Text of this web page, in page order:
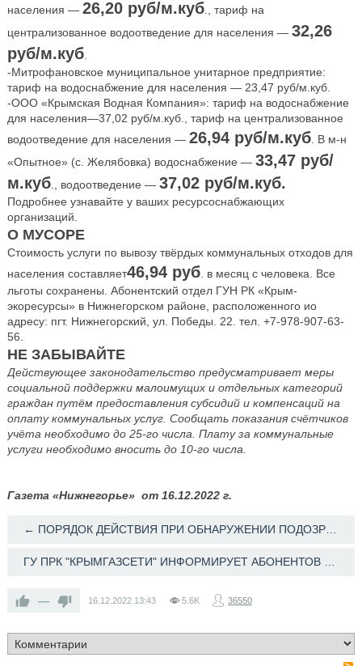
населения — 26,20 руб/м.куб., тариф на
централизованное водоотведение для населения — 32,26
руб/м.куб.
-Митрофановское муниципальное унитарное предприятие:
тариф на водоснабжение для населения — 23,47 руб/м.куб.
-ООО «Крымская Водная Компания»: тариф на водоснабжение
для населения—37,02 руб/м.куб., тариф на централизованное
водоотведение для населения — 26,94 руб/м.куб. В м-н
«Опытное» (с. Желябовка) водоснабжение — 33,47 руб/
м.куб., водоотведение — 37,02 руб/м.куб.
Подробнее узнавайте у ваших ресурсоснабжающих
организаций.
О МУСОРЕ
Стоимость услуги по вывозу твёрдых коммунальных отходов для
населения составляет46,94 руб. в месяц с человека. Все
льготы сохранены. Абонентский отдел ГУН РК «Крым-
экоресурсы» в Нижнегорском районе, расположенного ио
адресу: пгт. Нижнегорский, ул. Победы. 22. тел. +7-978-907-63-
56.
НЕ ЗАБЫВАЙТЕ
Действующее законодательство предусматривает меры
социальной поддержки малоимущих и отдельных категорий
граждан путём предоставления субсидий и компенсаций на
оплату коммунальных услуг. Сообщать показания счётчиков
учёта необходимо до 25-го числа. Плату за коммунальные
услуги необходимо вносить до 10-го числа.
Газета «Нижнегорье» от 16.12.2022 г.
← ПОРЯДОК ДЕЙСТВИЯ ПРИ ОБНАРУЖЕНИИ ПОДОЗРИТЕЛЬНОГО ПРЕДМЕТА
— 16.12.2022 13:43 5.6K 36550